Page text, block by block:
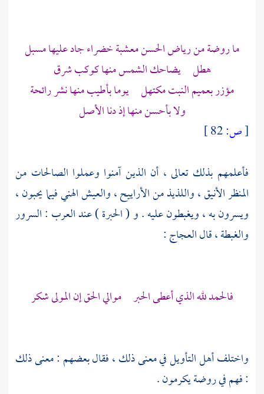
ما روضة من رياض الحسن معشبة خضراء جاد عليها مسبل
هطل يضاحك الشمس منها كوكب شرق
مؤزر بعميم النبت مكتهل يوما بأطيب منها نشر رائحة
ولا بأحسن منها إذ دنا الأصل
[ص:
فأعلمهم بذلك تعالى ، أن الذين آمنوا وعملوا الصالحات من
المنظر الأنيق ، واللذيذ من الأراييح ، والعيش الهني فيما يحبون ،
ويسرون به ، ويغبطون عليه . و ( الحبرة ) عند العرب : السرور
والغبطة ، قالالعجاج:
فالحمد لله الذي أعطى الحبر موالي الحق إن المولى شكر
واختلف أهل التأويل في معنى ذلك ، فقال بعضهم : معنى ذلك
: فهم في روضة يكرمون .